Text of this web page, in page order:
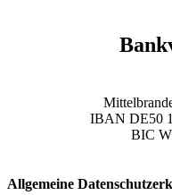
IBAN DE50
BIC
Allgemeine